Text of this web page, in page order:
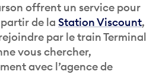
offrent un service pour
de la Station Viscount,
par le train Terminal
vous chercher,
avec l’agence de